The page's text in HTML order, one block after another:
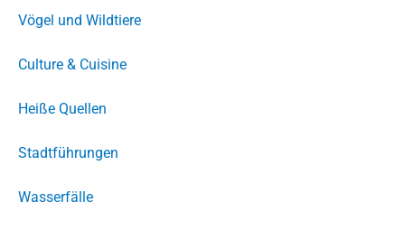
Vögel und Wildtiere
Culture & Cuisine
Heiße Quellen
Stadtführungen
Wasserfälle